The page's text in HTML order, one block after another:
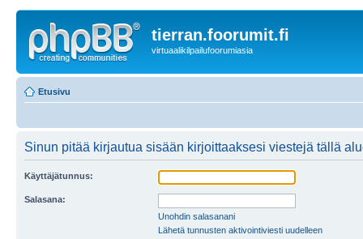
tierran.foorumit.fi
virtuaalikilpailufoorumiasia
Etusivu
Sinun pitää kirjautua sisään kirjoittaaksesi viestejä tällä
Käyttäjätunnus:
Salasana:
Unohdin salasanani
Lähetä tunnusten aktivointiviesti uudelleen